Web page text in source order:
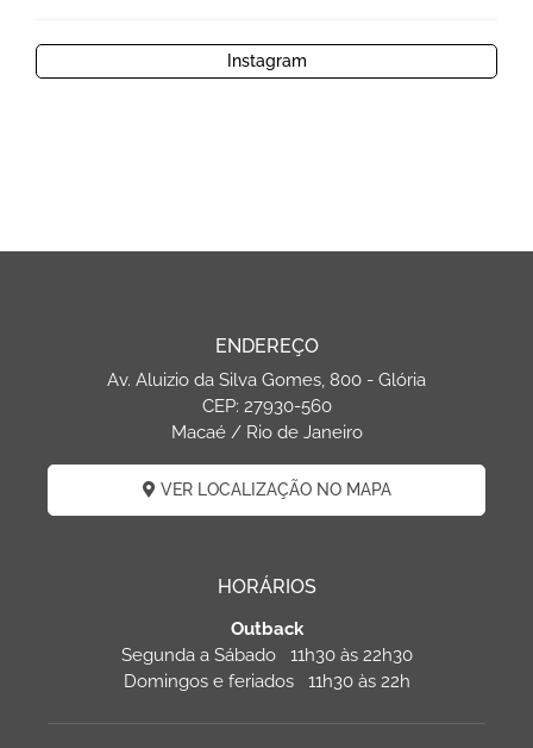
Instagram
ENDEREÇO
Av. Aluizio da Silva Gomes, 800 - Glória
CEP: 27930-560
Macaé / Rio de Janeiro
VER LOCALIZAÇÃO NO MAPA
HORÁRIOS
Outback
Segunda a Sábado 11h30 às 22h30
Domingos e feriados 11h30 às 22h